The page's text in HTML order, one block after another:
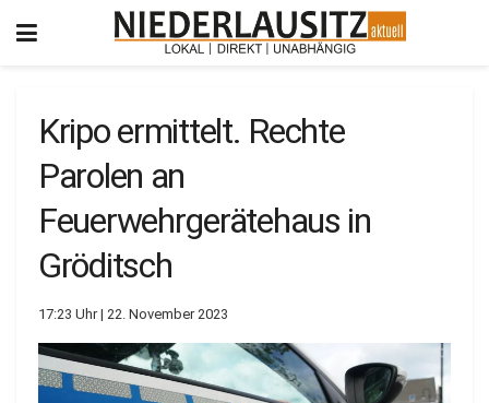
Kripo ermittelt. Rechte
Parolen an
Feuerwehrgerätehaus in
Gröditsch
17:23 Uhr | 22. November 2023